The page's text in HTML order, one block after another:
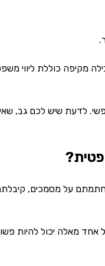
מקיפה כוללת ליווי
לדעת שיש לכם גב,
על מסמכים,
מאלה יכול להיות